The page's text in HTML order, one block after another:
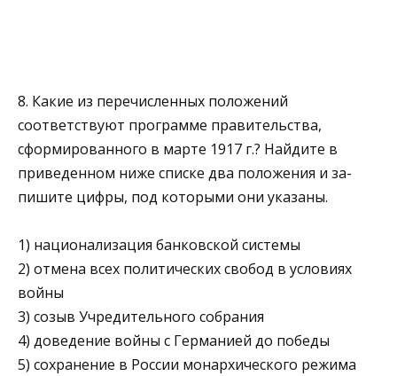
8. Какие из перечисленных положений
соответствуют про­грамме правительства,
сформированного в марте 1917 г.? Найдите в
приведенном ниже списке два положения и за­
пишите цифры, под которыми они указаны.
1) национализация банковской системы
2) отмена всех политических свобод в условиях
войны
3) созыв Учредительного собрания
4) доведение войны с Германией до победы
5) сохранение в России монархического режима